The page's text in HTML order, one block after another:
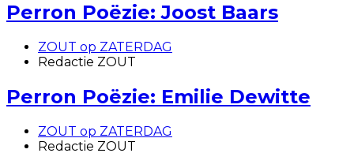
Perron Poëzie: Joost Baars
ZOUT op ZATERDAG
Redactie ZOUT
Perron Poëzie: Emilie Dewitte
ZOUT op ZATERDAG
Redactie ZOUT